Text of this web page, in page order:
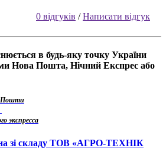
0 відгуків /Написати відгук
в будь-яку точку України
Нова Пошта, Нічний Експрес або
Пошти
экспресса
зі складу ТОВ «АГРО-ТЕХНІК